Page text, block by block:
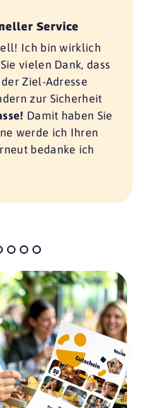
Service
Ich bin wirklich
vielen Dank, dass
Ziel-Adresse
zur Sicherheit
Damit haben Sie
werde ich Ihren
bedanke ich